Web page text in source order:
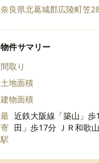
奈良県北葛城郡広陵町笠
物件サマリー
間取り
土地面積
建物面積
最
寄
駅
近鉄大阪線「築山」
田」歩17分 ＪＲ和歌